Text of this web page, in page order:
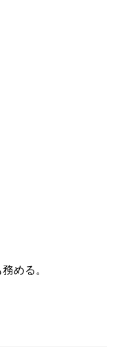
める。